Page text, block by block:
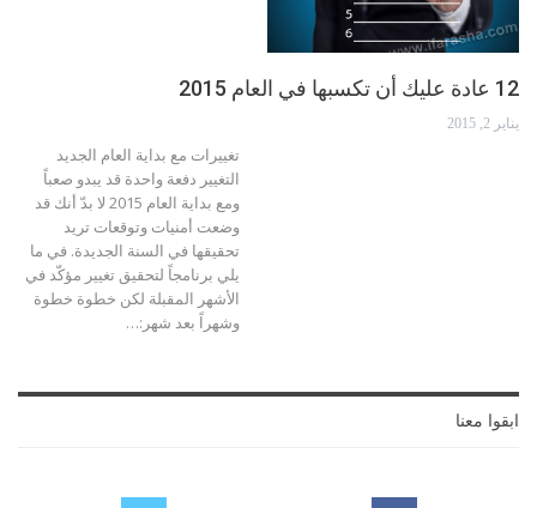
12 عادة عليك أن تكسبها في العام 2015
يناير 2, 2015
تغييرات مع بداية العام الجديد
التغيير دفعة واحدة قد يبدو صعباً
ومع بداية العام 2015 لا بدّ أنك قد
وضعت أمنيات وتوقعات تريد
تحقيقها في السنة الجديدة. في ما
يلي برنامجاً لتحقيق تغيير مؤكّد في
الأشهر المقبلة لكن خطوة خطوة
وشهراً بعد شهر:…
ابقوا معنا